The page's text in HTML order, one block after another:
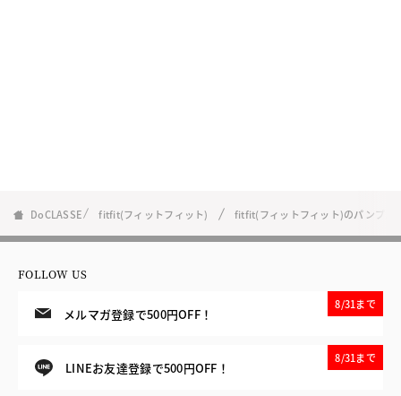
DoCLASSE fitfit(フィットフィット) fitfit(フィットフィット)のパンプス
FOLLOW US
メルマガ登録で500円OFF！
8/31まで
LINEお友達登録で500円OFF！
8/31まで